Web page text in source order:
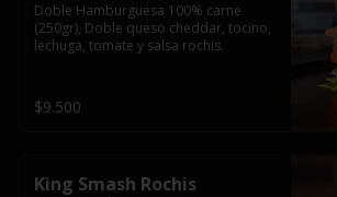
Doble Hamburguesa 100% carne
(250gr), Doble queso cheddar, tocino,
lechuga, tomate y salsa rochis.
$9.500
King Smash Rochis